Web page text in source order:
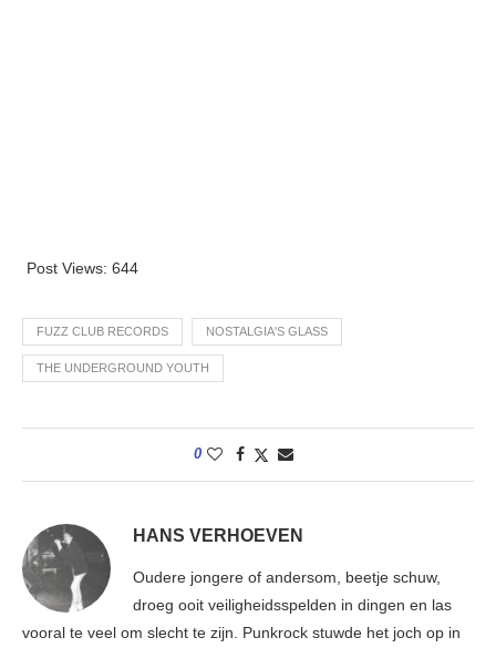
Post Views: 644
FUZZ CLUB RECORDS NOSTALGIA'S GLASS
THE UNDERGROUND YOUTH
0
HANS VERHOEVEN
Oudere jongere of andersom, beetje schuw,
droeg ooit veiligheidsspelden in dingen en las
vooral te veel om slecht te zijn. Punkrock stuwde het joch op in